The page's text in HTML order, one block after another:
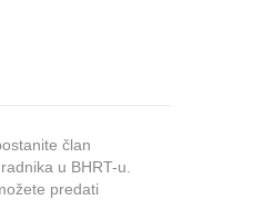
član
u BHRT-u.
predati